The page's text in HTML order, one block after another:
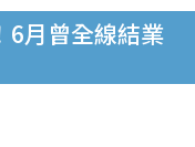
6月曾全線結業